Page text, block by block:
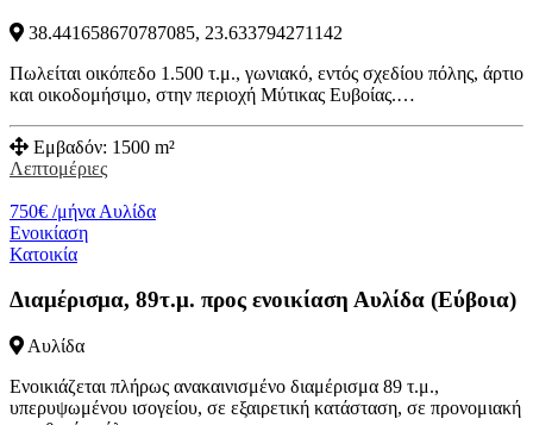
38.441658670787085, 23.633794271142
Πωλείται οικόπεδο 1.500 τ.μ., γωνιακό, εντός σχεδίου πόλης, άρτιο
και οικοδομήσιμο, στην περιοχή Μύτικας Ευβοίας.…
Εμβαδόν: 1500 m²
Λεπτομέριες
750€ /μήνα Αυλίδα
Ενοικίαση
Κατοικία
Διαμέρισμα, 89τ.μ. προς ενοικίαση Αυλίδα (Εύβοια)
Αυλίδα
Ενοικιάζεται πλήρως ανακαινισμένο διαμέρισμα 89 τ.μ.,
υπερυψωμένου ισογείου, σε εξαιρετική κατάσταση, σε προνομιακή